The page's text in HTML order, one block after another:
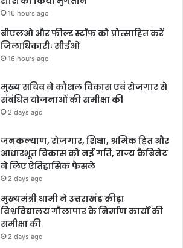
16 hours ago
बीएलओ और फील्ड स्टॉफ को प्रोत्साहित करें
जिलाधिकारीः सीईओ
16 hours ago
मुख्य सचिव ने कौशल विकास एवं रोजगार से
संबंधित योजनाओं की समीक्षा की
2 days ago
जनकल्याण, रोजगार, शिक्षा, श्रमिक हित और
आधारभूत विकास को नई गति, राज्य कैबिनेट
ने लिए ऐतिहासिक फैसले
2 days ago
मुख्यमंत्री धामी ने उत्तराखंड क्रीड़ा
विश्वविद्यालय गौलापार के निर्माण कार्यों की
समीक्षा की
2 days ago